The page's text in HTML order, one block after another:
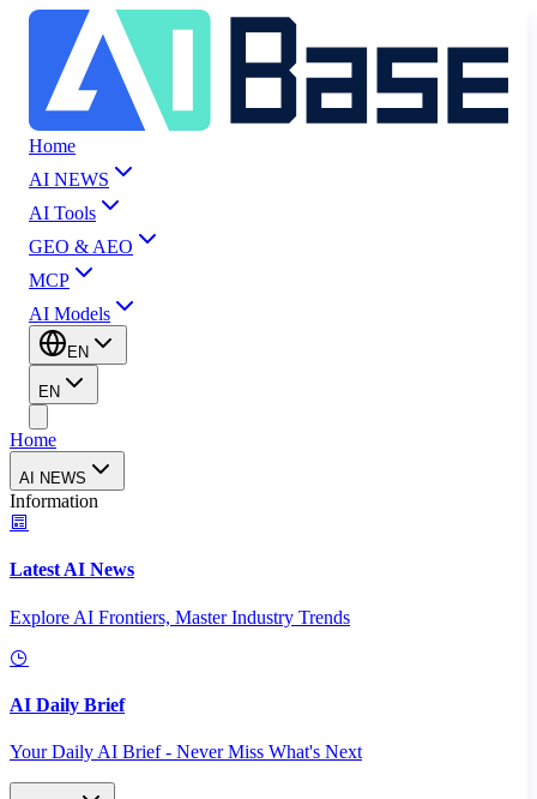
Home
AI NEWS
AI Tools
GEO & AEO
MCP
AI Models
EN
EN
Home
AI NEWS
Information
Latest AI News
Explore AI Frontiers, Master Industry Trends
AI Daily Brief
Your Daily AI Brief - Never Miss What's Next